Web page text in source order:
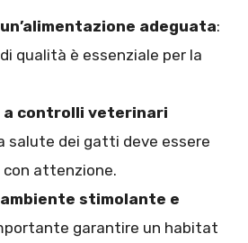
adeguata:
qualità è essenziale per la
controlli veterinari
salute dei gatti deve essere
attenzione.
stimolante e
garantire un habitat